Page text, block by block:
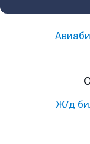
Ж/д